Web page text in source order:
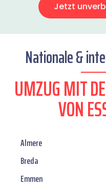
Jetzt
Nationale &
UMZUG MIT
VON
Almere
Breda
Emmen